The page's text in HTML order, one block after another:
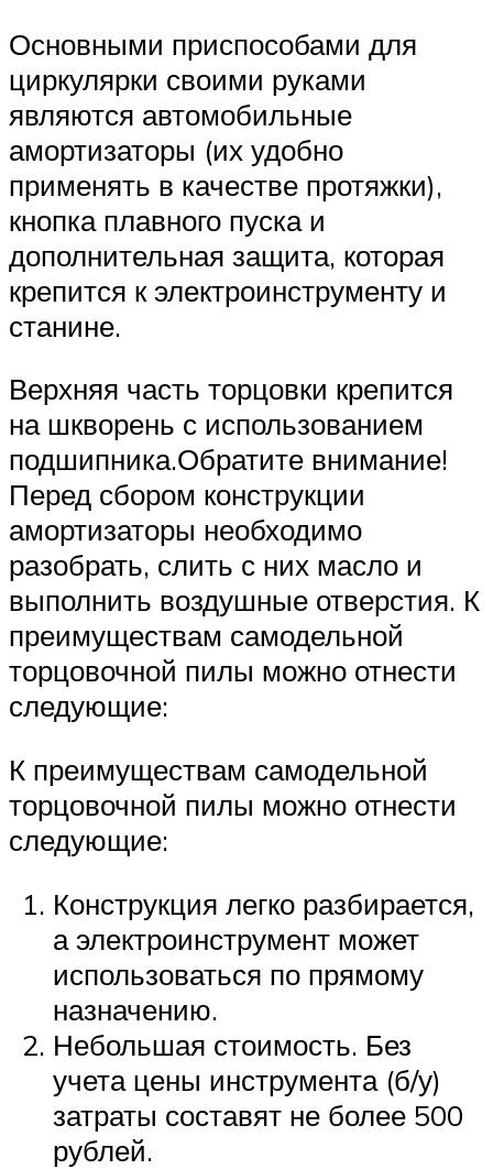
Основными приспособами для
циркулярки своими руками
являются автомобильные
амортизаторы (их удобно
применять в качестве протяжки),
кнопка плавного пуска и
дополнительная защита, которая
крепится к электроинструменту и
станине.
Верхняя часть торцовки крепится
на шкворень с использованием
подшипника.Обратите внимание!
Перед сбором конструкции
амортизаторы необходимо
разобрать, слить с них масло и
выполнить воздушные отверстия. К
преимуществам самодельной
торцовочной пилы можно отнести
следующие:
К преимуществам самодельной
торцовочной пилы можно отнести
следующие:
Конструкция легко разбирается,
а электроинструмент может
использоваться по прямому
назначению.
Небольшая стоимость. Без
учета цены инструмента (б/у)
затраты составят не более 500
рублей.